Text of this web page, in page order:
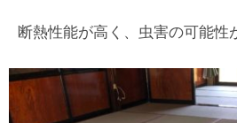
断熱性能が高く、虫害の可能性